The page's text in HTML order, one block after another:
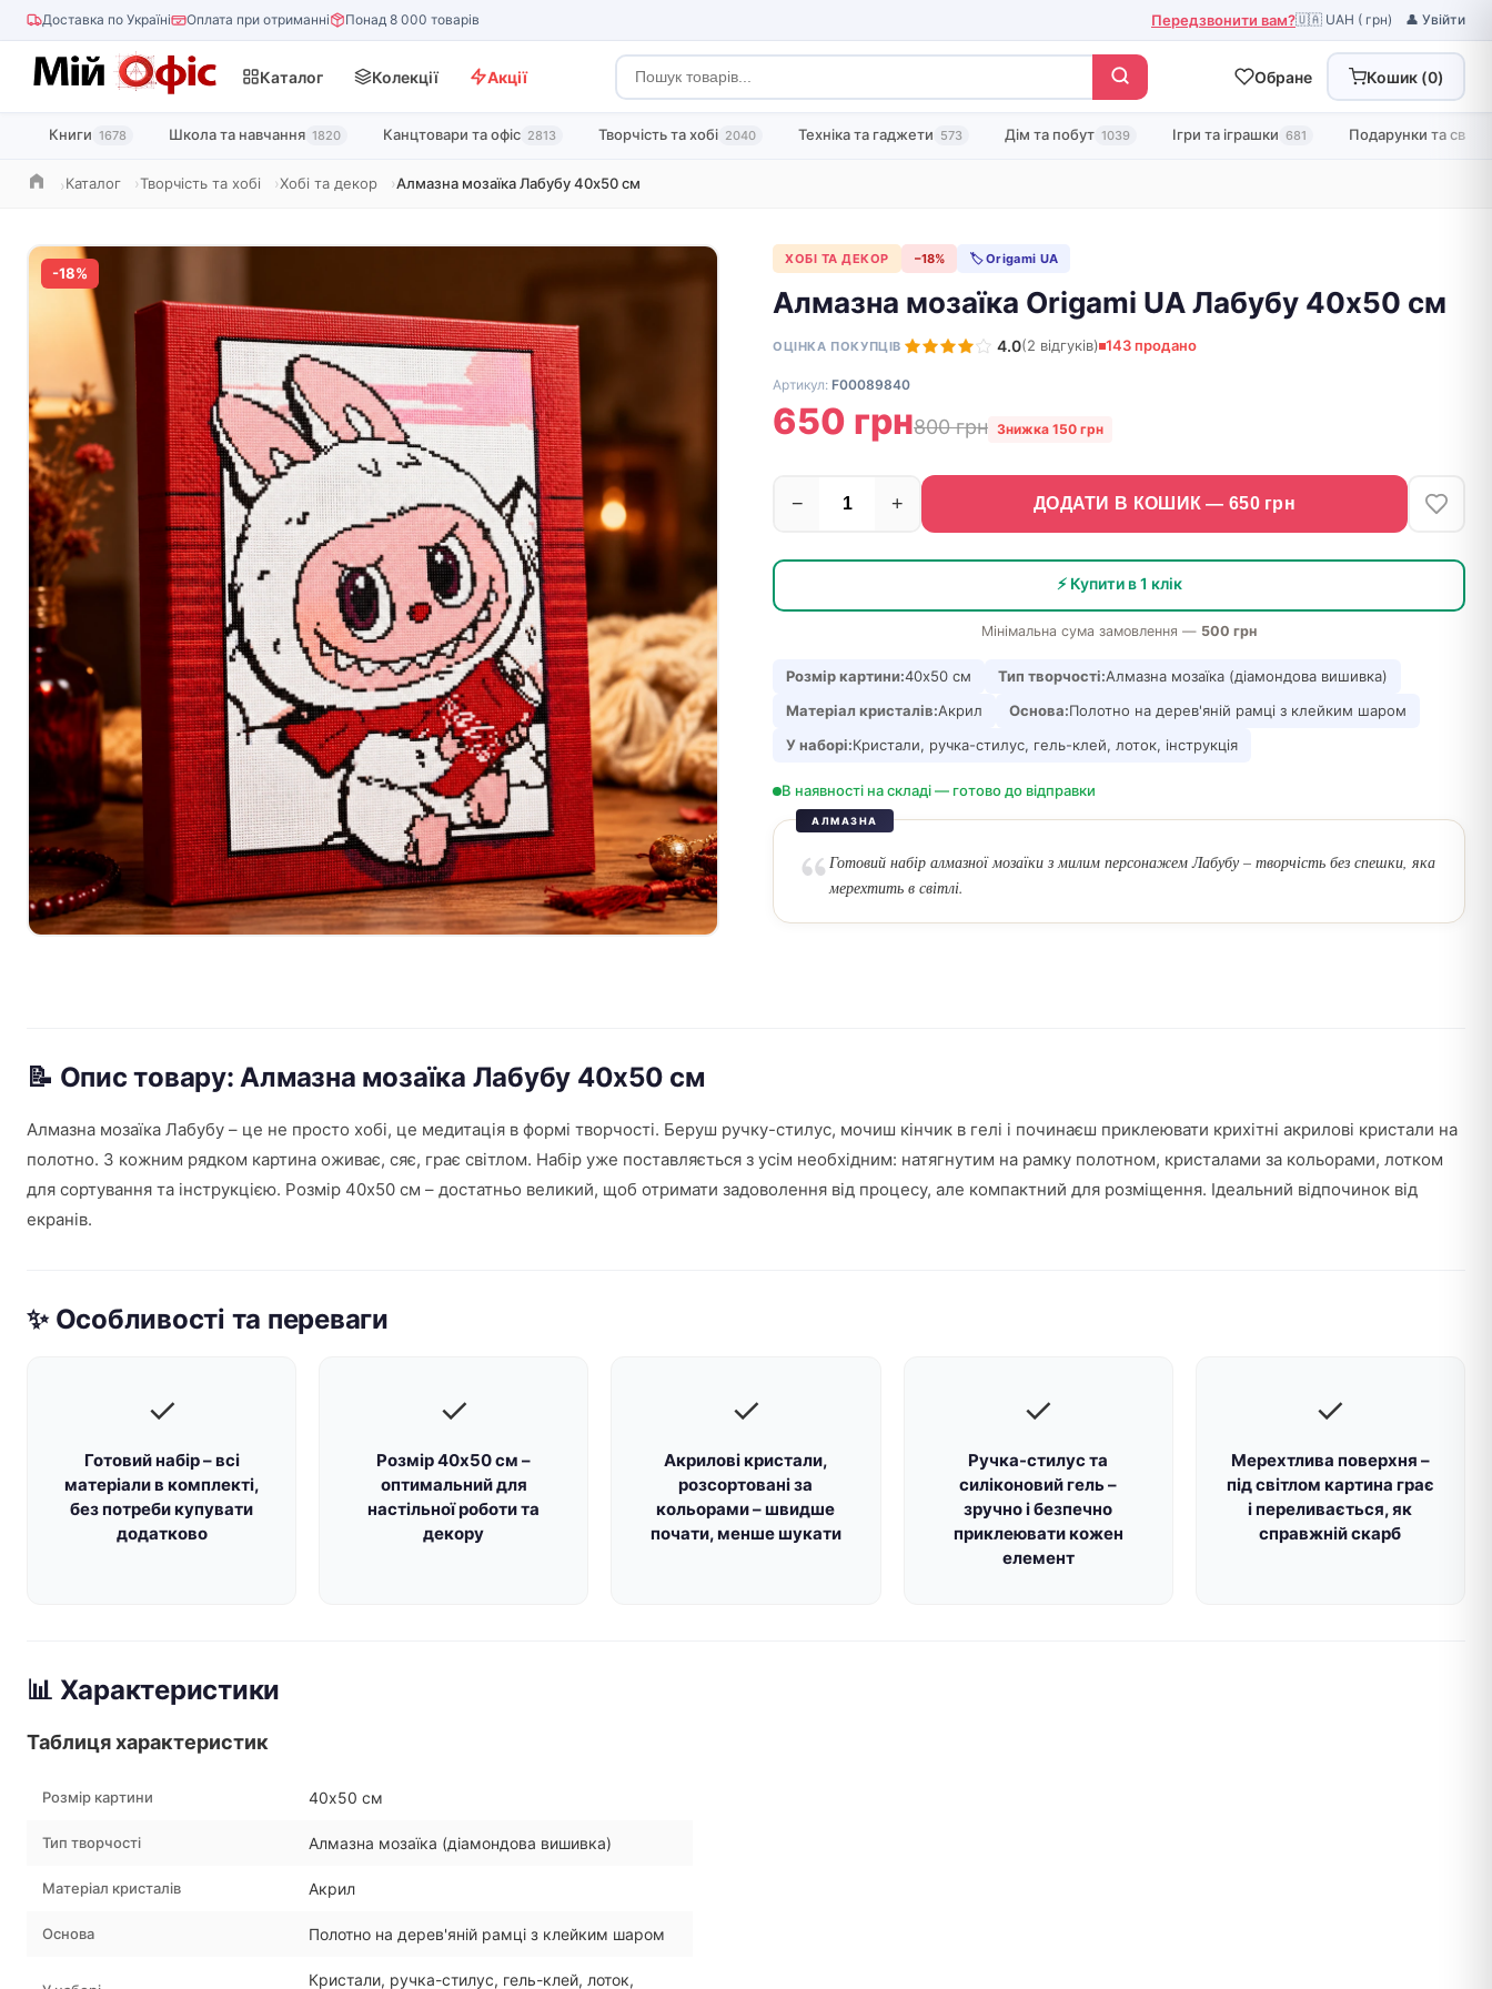
Доставка по Україні Оплата при отриманні Понад 8 000 товарів Передзвонити вам?🇺🇦 UAH ( грн) 👤 Увійти
Каталог Колекції Акції Обране Кошик (0)
Книги 1678 Школа та навчання 1820 Канцтовари та офіс 2813 Творчість та хобі 2040 Техніка та гаджети 573 Дім та побут 1039 Ігри та іграшки 681 Подарунки та свята
ГоловнаКаталог Творчість та хобі Хобі та декор Алмазна мозаїка Лабубу 40х50 см
-18%
ХОБІ ТА ДЕКОР −18% 🏷 Origami UA
Алмазна мозаїка Origami UA Лабубу 40х50 см
ОЦІНКА ПОКУПЦІВ 4.0(2 відгуків) 143 продано
Артикул: F00089840
650 грн800 грн Знижка 150 грн
− + ДОДАТИ В КОШИК — 650грн
⚡ Купити в 1 клік
Мінімальна сума замовлення — 500 грн
Розмір картини:40х50 см Тип творчості:Алмазна мозаїка (діамондова вишивка)
Матеріал кристалів:Акрил Основа:Полотно на дерев'яній рамці з клейким шаром
У наборі:Кристали, ручка-стилус, гель-клей, лоток, інструкція
В наявності на складі — готово до відправки
АЛМАЗНА
Готовий набір алмазної мозаїки з милим персонажем Лабубу – творчість без спешки, яка
мерехтить в світлі.
📝 Опис товару: Алмазна мозаїка Лабубу 40х50 см
Алмазна мозаїка Лабубу – це не просто хобі, це медитація в формі творчості. Беруш ручку-стилус, мочиш кінчик в гелі і починаєш приклеювати крихітні акрилові кристали на
полотно. З кожним рядком картина оживає, сяє, грає світлом. Набір уже поставляється з усім необхідним: натягнутим на рамку полотном, кристалами за кольорами, лотком
для сортування та інструкцією. Розмір 40х50 см – достатньо великий, щоб отримати задоволення від процесу, але компактний для розміщення. Ідеальний відпочинок від
екранів.
✨ Особливості та переваги
✓
Готовий набір – всі
матеріали в комплекті,
без потреби купувати
додатково
✓
Розмір 40х50 см –
оптимальний для
настільної роботи та
декору
✓
Акрилові кристали,
розсортовані за
кольорами – швидше
почати, менше шукати
✓
Ручка-стилус та
силіконовий гель –
зручно і безпечно
приклеювати кожен
елемент
✓
Мерехтлива поверхня –
під світлом картина грає
і переливається, як
справжній скарб
📊 Характеристики
Таблиця характеристик
Розмір картини 40х50 см
Тип творчості Алмазна мозаїка (діамондова вишивка)
Матеріал кристалів Акрил
Основа Полотно на дерев'яній рамці з клейким шаром
Кристали, ручка-стилус, гель-клей, лоток,